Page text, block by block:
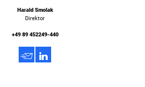
Harald Smolak
Direktor
+49 89 452249-440
h 3